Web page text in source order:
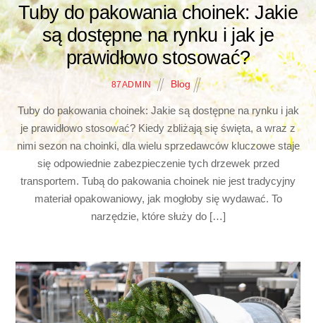
Tuby do pakowania choinek: Jakie
są dostępne na rynku i jak je
prawidłowo stosować?
87ADMIN Blog
Tuby do pakowania choinek: Jakie są dostępne na rynku i jak
je prawidłowo stosować? Kiedy zbliżają się święta, a wraz z
nimi sezon na choinki, dla wielu sprzedawców kluczowe staje
się odpowiednie zabezpieczenie tych drzewek przed
transportem. Tubą do pakowania choinek nie jest tradycyjny
materiał opakowaniowy, jak mogłoby się wydawać. To
narzędzie, które służy do […]